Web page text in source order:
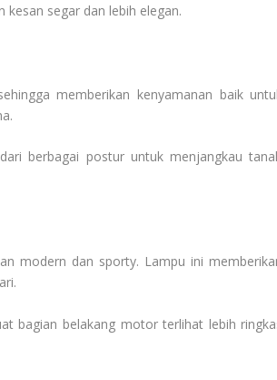
segar dan lebih elegan.
memberikan kenyamanan baik
berbagai postur untuk menjangkau
modern dan sporty. Lampu ini
bagian belakang motor terlihat lebih